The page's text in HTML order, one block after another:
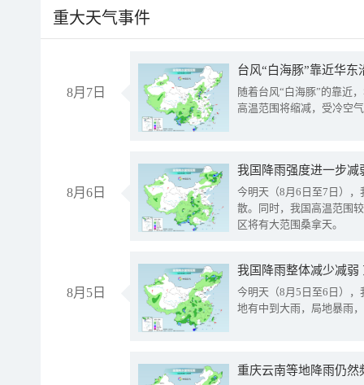
重大天气事件
8月7日
台风“白海豚”靠近华
随着台风“白海豚”的靠近
高温范围将缩减，受冷空
8月6日
今明天（8月6日至7日）
散。同时，我国高温范围
区将有大范围桑拿天。
8月5日
我国降雨整体减少减弱
今明天（8月5日至6日）
地有中到大雨，局地暴雨
重庆云南等地降雨仍然